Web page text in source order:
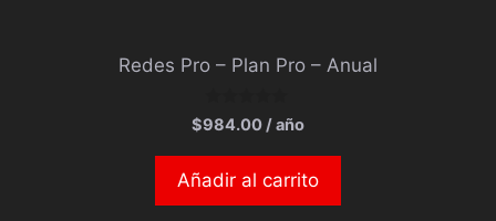
Redes Pro – Plan Pro – Anual
0
d
$984.00/ año
Añadir al carrito